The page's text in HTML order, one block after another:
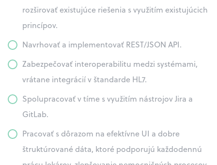
rozširovať existujúce riešenia s využitím existujúcich
princípov.
Navrhovať a implementovať REST/JSON API.
Zabezpečovať interoperabilitu medzi systémami,
vrátane integrácií v štandarde HL7.
Spolupracovať v tíme s využitím nástrojov Jira a
GitLab.
Pracovať s dôrazom na efektívne UI a dobre
štruktúrované dáta, ktoré podporujú každodennú